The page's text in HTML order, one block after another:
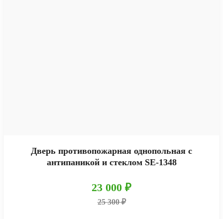
Дверь противопожарная однопольная с
антипаникой и стеклом SE-1348
23 000 ₽
25 300 ₽